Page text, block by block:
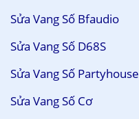
Sửa Vang Số Bfaudio
Sửa Vang Số D68S
Sửa Vang Số Partyhouse
Sửa Vang Số Cơ